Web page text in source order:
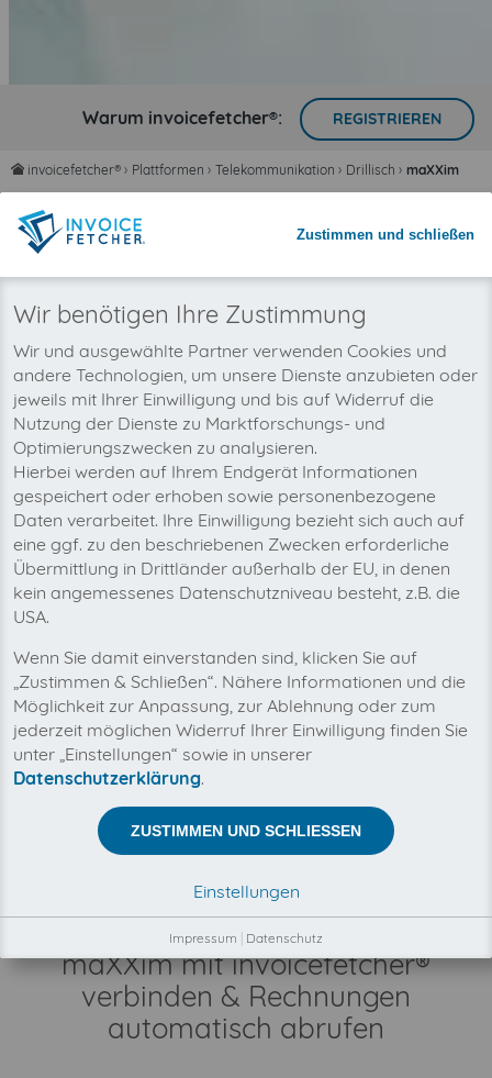
Warum invoicefetcher®: REGISTRIEREN
home invoicefetcher® › Plattformen › Telekommunikation › Drillisch › maXXim
Zeit sparen mit automatisiertem
Mit invoicefetcher® können Sie alle Ihre
maXXim Rechnungen an einem Ort verwalten.
Unsere Cloud-Software spart Ihnen Zeit, Geld
und Nerven.
Zwischen invoicefetcher® und maXXim besteht keine
Geschäftsbeziehung.
Der Abruf Ihrer maXXim Rechnungen erfolgt
automatisch und ausschließlich in Ihrem
Kundenauftrag, durch unsere Automatismen,
Konnektoren und Schnittstellen.
maXXim mit invoicefetcher®
verbinden & Rechnungen
automatisch abrufen
Zustimmen und schließen
Wir benötigen Ihre Zustimmung
Wir und ausgewählte Partner verwenden Cookies und
andere Technologien, um unsere Dienste anzubieten oder
jeweils mit Ihrer Einwilligung und bis auf Widerruf die
Nutzung der Dienste zu Marktforschungs- und
Optimierungszwecken zu analysieren.
Hierbei werden auf Ihrem Endgerät Informationen
gespeichert oder erhoben sowie personenbezogene
Daten verarbeitet. Ihre Einwilligung bezieht sich auch auf
eine ggf. zu den beschriebenen Zwecken erforderliche
Übermittlung in Drittländer außerhalb der EU, in denen
kein angemessenes Datenschutzniveau besteht, z.B. die
USA.
Wenn Sie damit einverstanden sind, klicken Sie auf
„Zustimmen & Schließen“. Nähere Informationen und die
Möglichkeit zur Anpassung, zur Ablehnung oder zum
jederzeit möglichen Widerruf Ihrer Einwilligung finden Sie
unter „Einstellungen“ sowie in unserer
Datenschutzerklärung.
ZUSTIMMEN UND SCHLIESSEN
Einstellungen
Impressum | Datenschutz